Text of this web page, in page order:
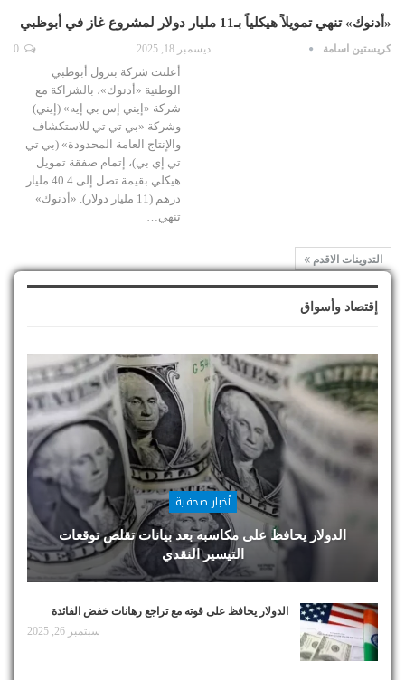
«أدنوك» تنهي تمويلاً هيكلياً بـ11 مليار دولار لمشروع غاز في أبوظبي
كريستين اسامة ديسمبر 18, 2025
أعلنت شركة بترول أبوظبي
الوطنية «أدنوك»، بالشراكة مع
شركة «إيني إس بي إيه» (إيني)
وشركة «بي تي تي للاستكشاف
والإنتاج العامة المحدودة» (بي تي
تي إي بي)، إتمام صفقة تمويل
هيكلي بقيمة تصل إلى 40.4 مليار
درهم (11 مليار دولار). «أدنوك»
تنهي…
التدوينات الاقدم
إقتصاد وأسواق
أخبار صحفية
الدولار يحافظ على مكاسبه بعد بيانات تقلص توقعات
التيسير النقدي
الدولار يحافظ على قوته مع تراجع رهانات خفض الفائدة
سبتمبر 26, 2025